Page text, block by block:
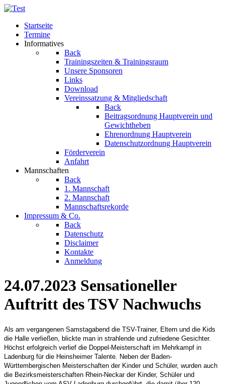
Startseite
Termine
Informatives
Back
Trainingszeiten & Trainingsraum
Unsere Sponsoren
Links
Download
Vereinssatzung & Mitgliedschaft
Back
Beitragsordnung Hauptverein und
Gewichtheben
Ehrenordnung Hauptverein
Datenschutzordnung Hauptverein
Förderverein
Anfahrt
Mannschaften
Back
1. Mannschaft
2. Mannschaft
Mannschaftsrekorde
Impressum & Co.
Back
Datenschutz
Disclaimer
Kontakte
Anmeldung
24.07.2023 Sensationeller
Auftritt des TSV Nachwuchs
Als am vergangenen Samstagabend die TSV-Trainer, Eltern und die Kids
die Halle verließen, blickte man in strahlende und zufriedene Gesichter.
Höchst erfolgreich verlief die Doppel-Meisterschaft im Mehrkampf in
Ladenburg für die Heinsheimer Talente. Neben der Baden-
Württembergischen Meisterschaften der Kinder und Schüler, wurden auch
die Bezirksmeisterschaften Rhein-Neckar der Kinder, Schüler und